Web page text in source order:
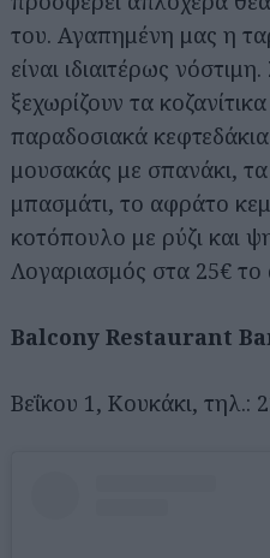
του. Αγαπημένη μας η
είναι ιδιαιτέρως
ξεχωρίζουν τα
παραδοσιακά
μουσακάς με σπανάκι, τα
μπασμάτι, το αφράτο
κοτόπουλο με ρύζι και
Λογαριασμός στα 25€ το
Balcony Restaurant
Βεΐκου 1, Κουκάκι, τηλ.: